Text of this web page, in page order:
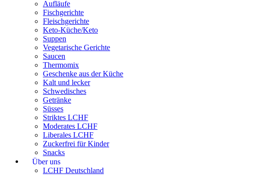
Aufläufe
Fischgerichte
Fleischgerichte
Keto-Küche/Keto
Suppen
Vegetarische Gerichte
Saucen
Thermomix
Geschenke aus der Küche
Kalt und lecker
Schwedisches
Getränke
Süsses
Striktes LCHF
Moderates LCHF
Liberales LCHF
Zuckerfrei für Kinder
Snacks
Über uns
LCHF Deutschland